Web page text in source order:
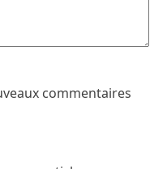
commentaires